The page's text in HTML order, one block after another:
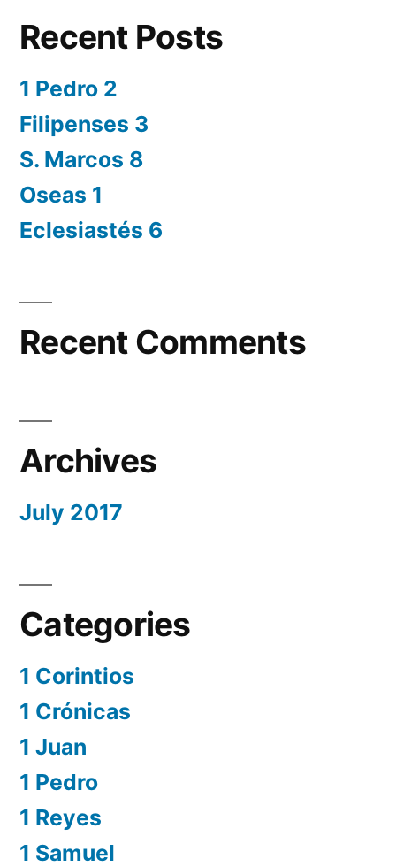
Recent Posts
1 Pedro 2
Filipenses 3
S. Marcos 8
Oseas 1
Eclesiastés 6
Recent Comments
Archives
July 2017
Categories
1 Corintios
1 Crónicas
1 Juan
1 Pedro
1 Reyes
1 Samuel